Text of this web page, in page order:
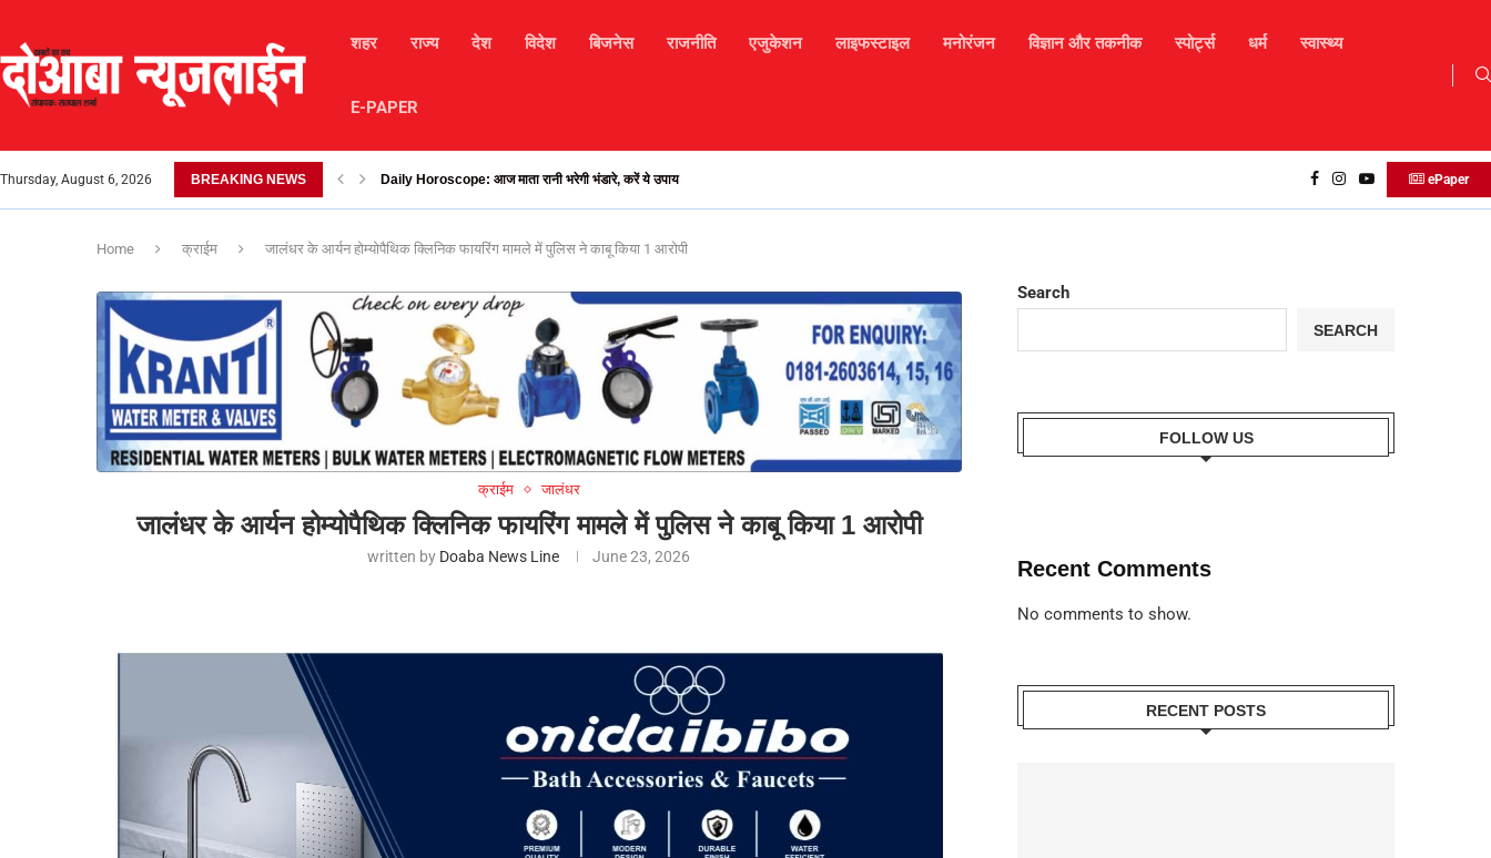
शहर राज्य देश विदेश बिजनेस राजनीति एजुकेशन लाइफस्टाइल मनोरंजन विज्ञान और तकनीक स्पोर्ट्स धर्म स्वास्थ्य
E-PAPER
Thursday, August 6, 2026 BREAKING NEWS लैंडस्लाइड के कारण चंबा-भरमौर मार्ग अवरुद्ध, हजारों टूरिस्ट फंसे, मोबाइल सिगनल... Daily Horoscope : मकर राशि बालों को व्यवसाय में आज नए...
ePaper
Home क्राईम जालंधर के आर्यन होम्योपैथिक क्लिनिक फायरिंग मामले में पुलिस ने काबू किया 1 आरोपी
क्राईम जालंधर
जालंधर के आर्यन होम्योपैथिक क्लिनिक फायरिंग मामले में पुलिस ने काबू किया 1 आरोपी
written by Doaba News Line June 23, 2026
Search
SEARCH
FOLLOW US
Recent Comments
No comments to show.
RECENT POSTS